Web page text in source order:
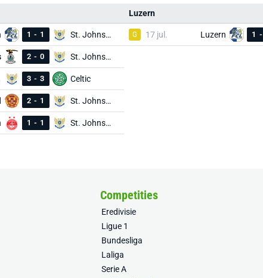
1 - 1 St. Johnstone
2 - 0 St. Johnstone
3 - 3 Celtic
2 - 1 St. Johnstone
1 - 1 St. Johnstone
Luzern
G 17 jul. Luzern 1 -
Competities
Eredivisie
Ligue 1
Bundesliga
Laliga
Serie A